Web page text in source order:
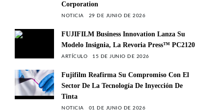
Corporation
NOTICIA 29 DE JUNIO DE 2026
FUJIFILM Business Innovation Lanza Su
Modelo Insignia, La Revoria Press™ PC2120
ARTÍCULO 15 DE JUNIO DE 2026
Fujifilm Reafirma Su Compromiso Con El
Sector De La Tecnología De Inyección De
Tinta
NOTICIA 01 DE JUNIO DE 2026